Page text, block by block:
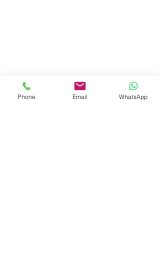
Phone Email WhatsApp